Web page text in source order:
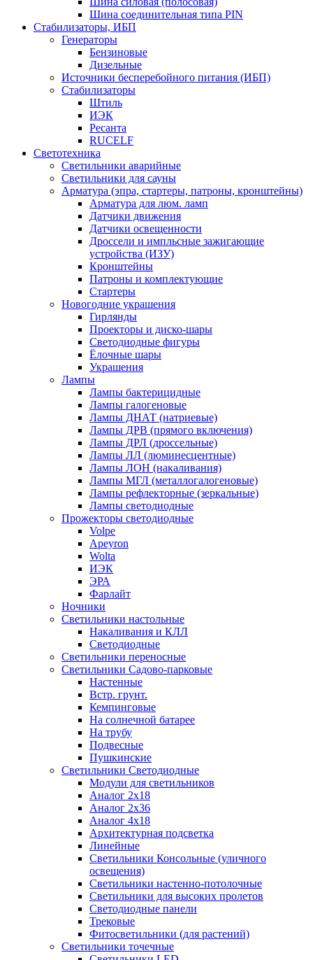
Шина соединительная типа PIN
Стабилизаторы, ИБП
Генераторы
Бензиновые
Дизельные
Источники бесперебойного питания (ИБП)
Стабилизаторы
Штиль
ИЭК
Ресанта
RUCELF
Светотехника
Светильники аварийные
Светильники для сауны
Арматура (эпра, стартеры, патроны, кронштейны)
Арматура для люм. ламп
Датчики движения
Датчики освещенности
Дроссели и импльсные зажигающие
устройства (ИЗУ)
Кронштейны
Патроны и комплектующие
Стартеры
Новогодние украшения
Гирлянды
Проекторы и диско-шары
Светодиодные фигуры
Ёлочные шары
Украшения
Лампы
Лампы бактерицидные
Лампы галогеновые
Лампы ДНАТ (натриевые)
Лампы ДРВ (прямого включения)
Лампы ДРЛ (дроссельные)
Лампы ЛЛ (люминесцентные)
Лампы ЛОН (накаливания)
Лампы МГЛ (металлогалогеновые)
Лампы рефлекторные (зеркальные)
Лампы светодиодные
Прожекторы светодиодные
Volpe
Apeyron
Wolta
ИЭК
ЭРА
Фарлайт
Ночники
Светильники настольные
Накаливания и КЛЛ
Светодиодные
Светильники переносные
Светильники Садово-парковые
Настенные
Встр. грунт.
Кемпинговые
На солнечной батарее
На трубу
Подвесные
Пушкинские
Светильники Светодиодные
Модули для светильников
Аналог 2х18
Аналог 2х36
Аналог 4х18
Архитектурная подсветка
Линейные
Светильники Консольные (уличного
освещения)
Светильники настенно-потолочные
Светильники для высоких пролетов
Светодиодные панели
Трековые
Фитосветильники (для растений)
Светильники точечные